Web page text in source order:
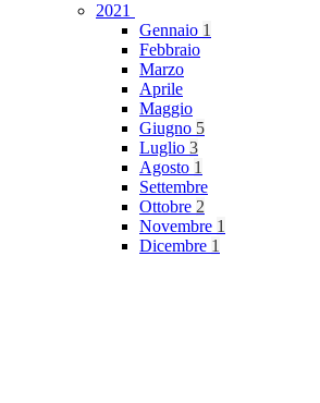
2021
Gennaio 1
Febbraio
Marzo
Aprile
Maggio
Giugno 5
Luglio 3
Agosto 1
Settembre
Ottobre 2
Novembre 1
Dicembre 1